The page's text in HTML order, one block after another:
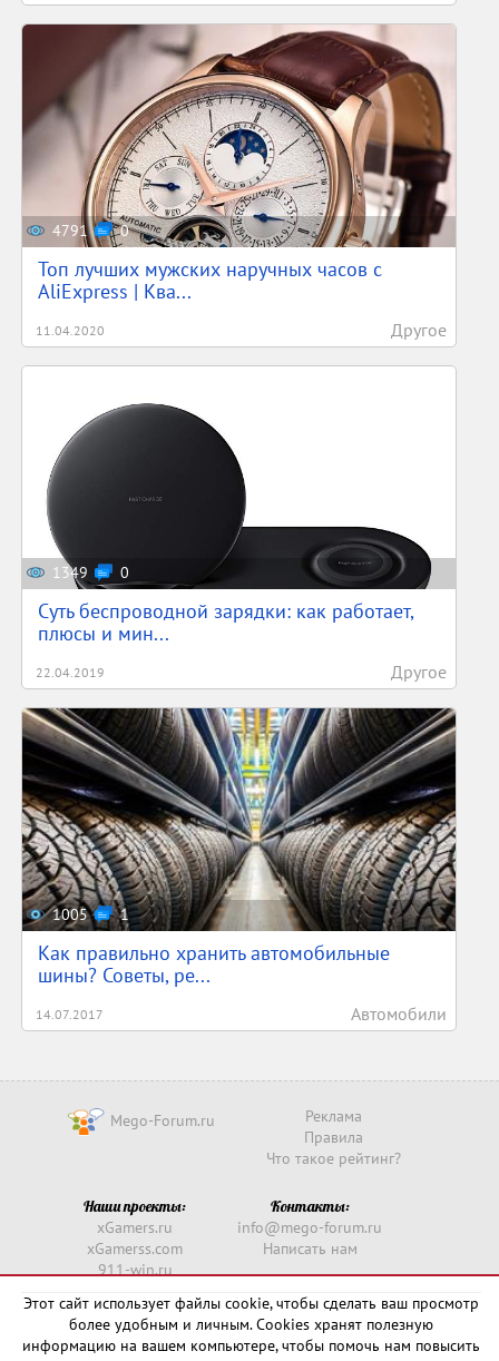
4791 0
Топ лучших мужских наручных часов с
AliExpress | Ква...
11.04.2020 Другое
1349 0
Суть беспроводной зарядки: как работает,
плюсы и мин...
22.04.2019 Другое
1005 1
Как правильно хранить автомобильные
шины? Советы, ре...
14.07.2017 Автомобили
Mego-Forum.ru
Реклама
Правила
Что такое рейтинг?
Наши проекты:
xGamers.ru
xGamerss.com
911-win.ru
Контакты:
info@mego-forum.ru
Написать нам
Copyright © 2016 -2026
Этот сайт использует файлы cookie, чтобы сделать ваш просмотр
более удобным и личным. Cookies хранят полезную
информацию на вашем компьютере, чтобы помочь нам повысить